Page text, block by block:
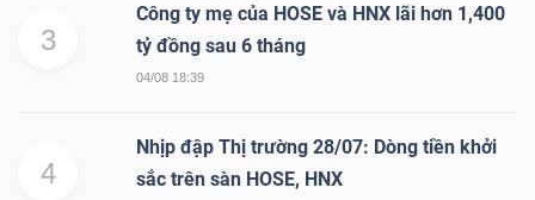
3
Công ty mẹ của HOSE và HNX lãi hơn 1,400
tỷ đồng sau 6 tháng
04/08 18:39
4
Nhịp đập Thị trường 28/07: Dòng tiền khởi
sắc trên sàn HOSE, HNX
Mã
Tất cả Cổ phiếu Chỉ số Chứng chỉ quỹ